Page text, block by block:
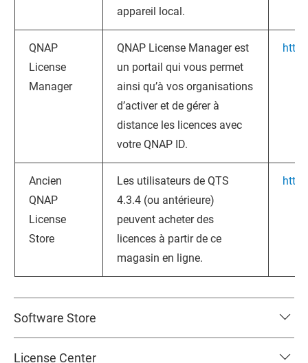
appareil local.
QNAP
License
Manager
QNAP License Manager est
un portail qui vous permet
ainsi qu’à vos organisations
d’activer et de gérer à
distance les licences avec
votre QNAP ID.
Ancien
QNAP
License
Store
Les utilisateurs de QTS
4.3.4 (ou antérieure)
peuvent acheter des
licences à partir de ce
magasin en ligne.
Software Store
License Center